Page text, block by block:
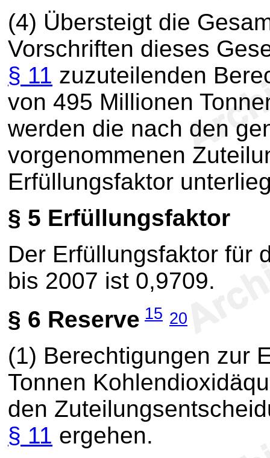
(4) Übersteigt die
Vorschriften dieses
§ 11 zuzuteilenden
von 495 Millionen
werden die nach den
vorgenommenen
Erfüllungsfaktor
§ 5 Erfüllungsfaktor
Der Erfüllungsfaktor für
bis 2007 ist 0,9709.
§ 6 Reserve 15 20
(1) Berechtigungen zur
Tonnen
den
§ 11 ergehen.